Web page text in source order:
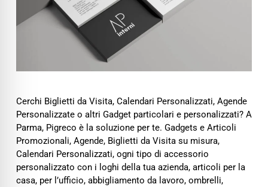
Cerchi Biglietti da Visita, Calendari Personalizzati, Agende
Personalizzate o altri Gadget particolari e personalizzati? A
Parma, Pigreco è la soluzione per te. Gadgets e Articoli
Promozionali, Agende, Biglietti da Visita su misura,
Calendari Personalizzati, ogni tipo di accessorio
personalizzato con i loghi della tua azienda, articoli per la
casa, per l’ufficio, abbigliamento da lavoro, ombrelli,